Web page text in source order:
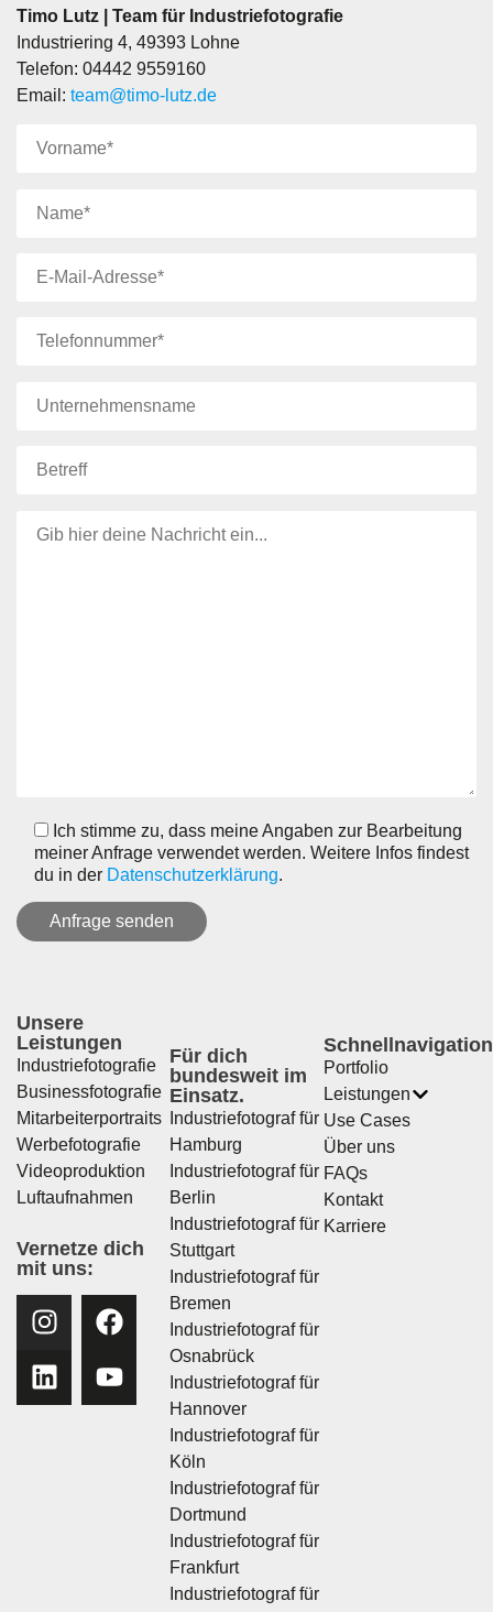
Timo Lutz | Team für Industriefotografie
Industriering 4, 49393 Lohne
Telefon: 04442 9559160
Email: team@timo-lutz.de
Ich stimme zu, dass meine Angaben zur Bearbeitung
meiner Anfrage verwendet werden. Weitere Infos findest
du in der Datenschutzerklärung.
Unsere
Leistungen
Industriefotografie
Businessfotografie
Mitarbeiterportraits
Werbefotografie
Videoproduktion
Luftaufnahmen
Vernetze dich
mit uns:
Für dich
bundesweit im
Einsatz.
Industriefotograf für
Hamburg
Industriefotograf für
Berlin
Industriefotograf für
Stuttgart
Industriefotograf für
Bremen
Industriefotograf für
Osnabrück
Industriefotograf für
Hannover
Industriefotograf für
Köln
Industriefotograf für
Dortmund
Industriefotograf für
Frankfurt
Industriefotograf für
Schnellnavigation
Portfolio
Leistungen
Use Cases
Über uns
FAQs
Kontakt
Karriere